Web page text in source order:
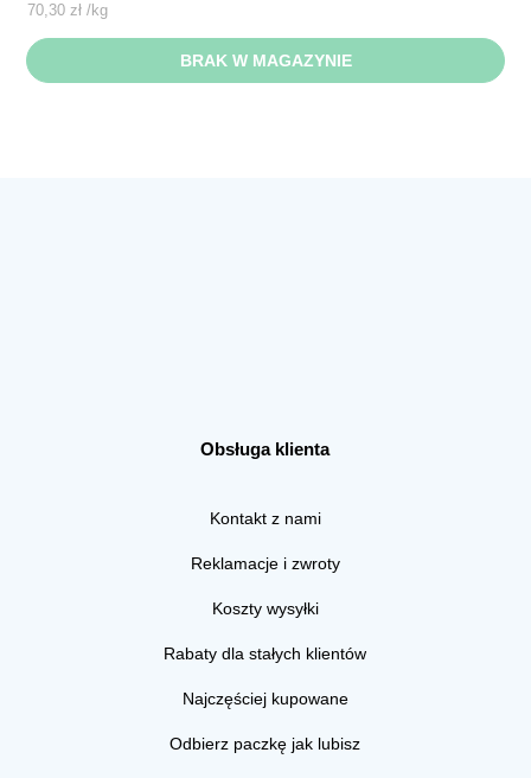
70,30zł /kg
BRAK W MAGAZYNIE
Obsługa klienta
Kontakt z nami
Reklamacje i zwroty
Koszty wysyłki
Rabaty dla stałych klientów
Najczęściej kupowane
Odbierz paczkę jak lubisz